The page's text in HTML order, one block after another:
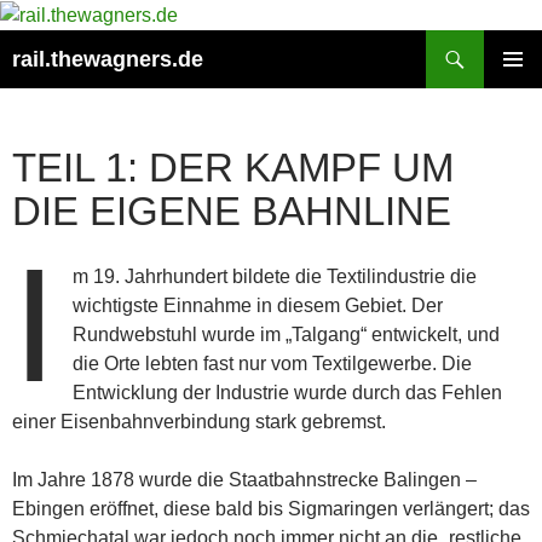
Zum
springen
rail.thewagners.de
TEIL 1: DER KAMPF UM
DIE EIGENE BAHNLINE
I
m 19. Jahrhundert bildete die Textilindustrie die
wichtigste Einnahme in diesem Gebiet. Der
Rundwebstuhl wurde im „Talgang“ entwickelt, und
die Orte lebten fast nur vom Textilgewerbe. Die
Entwicklung der Industrie wurde durch das Fehlen
einer Eisenbahnverbindung stark gebremst.
Im Jahre 1878 wurde die Staatbahnstrecke Balingen –
Ebingen eröffnet, diese bald bis Sigmaringen verlängert; das
Schmiechatal war jedoch noch immer nicht an die „restliche